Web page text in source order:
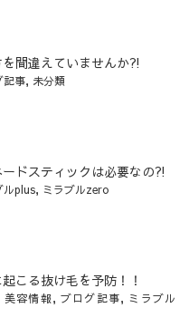
間違えていませんか⁈
記事, 未分類
ドスティックは必要なの⁈
ルplus, ミラブルzero
こる抜け毛を予防！！
美容情報,ブログ記事, ミラブル